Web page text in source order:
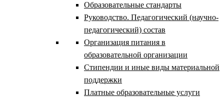
Образовательные стандарты
Руководство. Педагогический (научно-
педагогический) состав
Организация питания в
образовательной организации
Стипендии и иные виды материальной
поддержки
Платные образовательные услуги